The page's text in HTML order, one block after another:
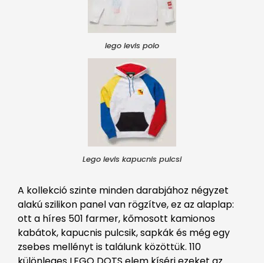
lego levis polo
Lego levis kapucnis pulcsi
A kollekció szinte minden darabjához négyzet
alakú szilikon panel van rögzítve, ez az alaplap:
ott a híres 501 farmer, kőmosott kamionos
kabátok, kapucnis pulcsik, sapkák és még egy
zsebes mellényt is találunk közöttük. 110